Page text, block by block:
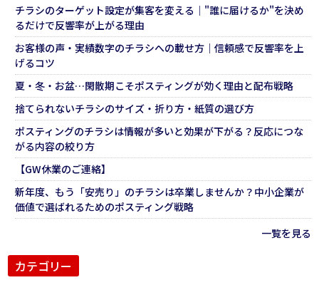
チラシのターゲット設定が集客を変える｜"誰に届けるか"を決め
るだけで反響率が上がる理由
お客様の声・実績数字のチラシへの載せ方｜信頼感で反響率を上
げるコツ
夏・冬・お盆…閑散期こそポスティングが効く理由と配布戦略
捨てられないチラシのサイズ・折り方・紙質の選び方
ポスティングのチラシは情報が多いと効果が下がる？反応につな
がる内容の絞り方
【GW休業のご連絡】
新年度、もう「安売り」のチラシは卒業しませんか？中小企業が
価値で選ばれるためのポスティング戦略
一覧を見る
カテゴリー